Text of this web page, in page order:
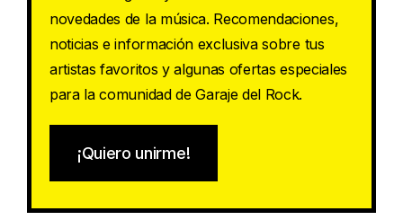
novedades de la música. Recomendaciones,
noticias e información exclusiva sobre tus
artistas favoritos y algunas ofertas especiales
para la comunidad de Garaje del Rock.
¡Quiero unirme!